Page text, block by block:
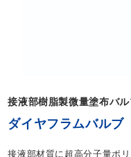
接液部樹脂製微量塗布バ
ダイヤフラムバルブ
接液部材質に超高分子量ポリ